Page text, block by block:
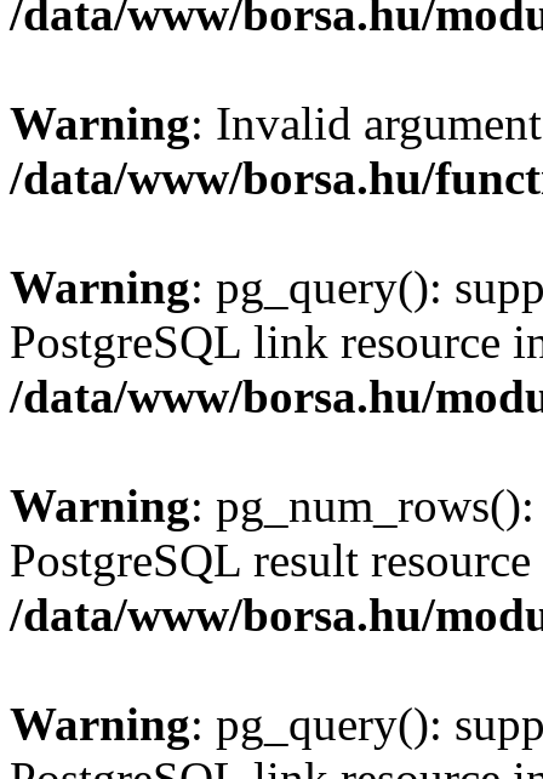
/data/www/borsa.hu/
Warning: Invalid
/data/www/borsa.hu/
Warning: pg_query():
PostgreSQL link resource
/data/www/borsa.hu/
Warning:
PostgreSQL result
/data/www/borsa.hu/
Warning: pg_query():